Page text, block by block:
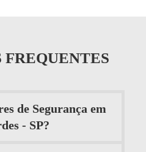
FREQUENTES
de Segurança em
- SP?